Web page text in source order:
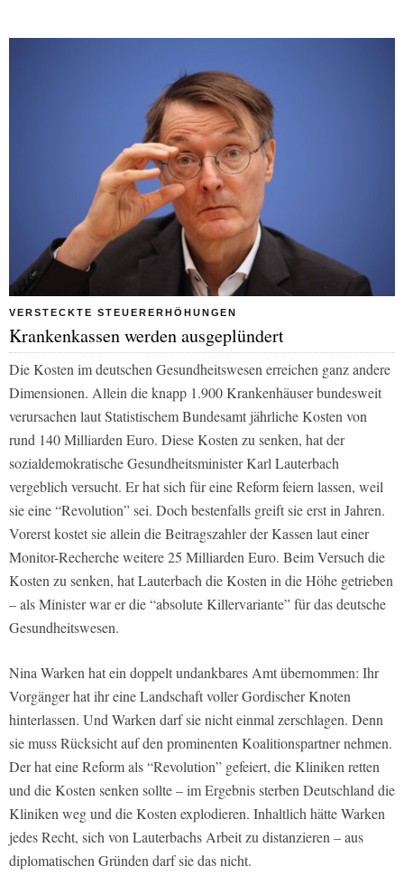
VERSTECKTE STEUERERHÖHUNGEN
Krankenkassen werden ausgeplündert
Die Kosten im deutschen Gesundheitswesen erreichen ganz andere
Dimensionen. Allein die knapp 1.900 Krankenhäuser bundesweit
verursachen laut Statistischem Bundesamt jährliche Kosten von
rund 140 Milliarden Euro. Diese Kosten zu senken, hat der
sozialdemokratische Gesundheitsminister Karl Lauterbach
vergeblich versucht. Er hat sich für eine Reform feiern lassen, weil
sie eine “Revolution” sei. Doch bestenfalls greift sie erst in Jahren.
Vorerst kostet sie allein die Beitragszahler der Kassen laut einer
Monitor-Recherche weitere 25 Milliarden Euro. Beim Versuch die
Kosten zu senken, hat Lauterbach die Kosten in die Höhe getrieben
– als Minister war er die “absolute Killervariante” für das deutsche
Gesundheitswesen.
Nina Warken hat ein doppelt undankbares Amt übernommen: Ihr
Vorgänger hat ihr eine Landschaft voller Gordischer Knoten
hinterlassen. Und Warken darf sie nicht einmal zerschlagen. Denn
sie muss Rücksicht auf den prominenten Koalitionspartner nehmen.
Der hat eine Reform als “Revolution” gefeiert, die Kliniken retten
und die Kosten senken sollte – im Ergebnis sterben Deutschland die
Kliniken weg und die Kosten explodieren. Inhaltlich hätte Warken
jedes Recht, sich von Lauterbachs Arbeit zu distanzieren – aus
diplomatischen Gründen darf sie das nicht.